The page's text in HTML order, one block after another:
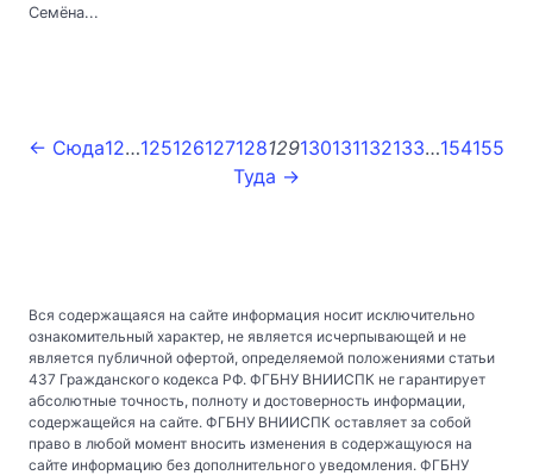
Семёна...
← Сюда12…125126127128129130131132133…154155
Туда →
Вся содержащаяся на сайте информация носит исключительно
ознакомительный характер, не является исчерпывающей и не
является публичной офертой, определяемой положениями статьи
437 Гражданского кодекса РФ. ФГБНУ ВНИИСПК не гарантирует
абсолютные точность, полноту и достоверность информации,
содержащейся на сайте. ФГБНУ ВНИИСПК оставляет за собой
право в любой момент вносить изменения в содержащуюся на
сайте информацию без дополнительного уведомления. ФГБНУ